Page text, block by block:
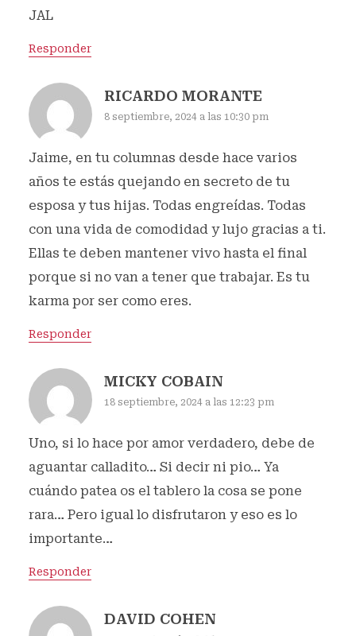
JAL
Responder
RICARDO MORANTE
8 septiembre, 2024 a las 10:30 pm
Jaime, en tu columnas desde hace varios
años te estás quejando en secreto de tu
esposa y tus hijas. Todas engreídas. Todas
con una vida de comodidad y lujo gracias a ti.
Ellas te deben mantener vivo hasta el final
porque si no van a tener que trabajar. Es tu
karma por ser como eres.
Responder
MICKY COBAIN
18 septiembre, 2024 a las 12:23 pm
Uno, si lo hace por amor verdadero, debe de
aguantar calladito… Si decir ni pio… Ya
cuándo patea os el tablero la cosa se pone
rara… Pero igual lo disfrutaron y eso es lo
importante…
Responder
DAVID COHEN